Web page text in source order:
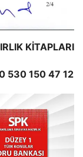
KİTAPLARI
530 150 47 12